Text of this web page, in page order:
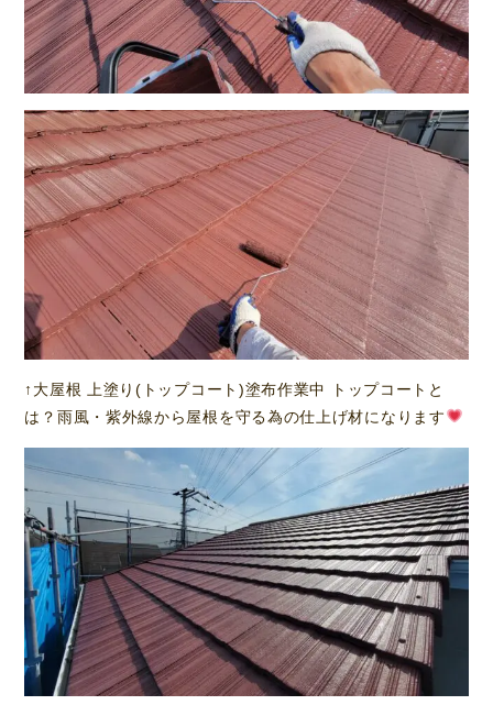
↑大屋根 上塗り(トップコート)塗布作業中 トップコートと
は？雨風・紫外線から屋根を守る為の仕上げ材になります